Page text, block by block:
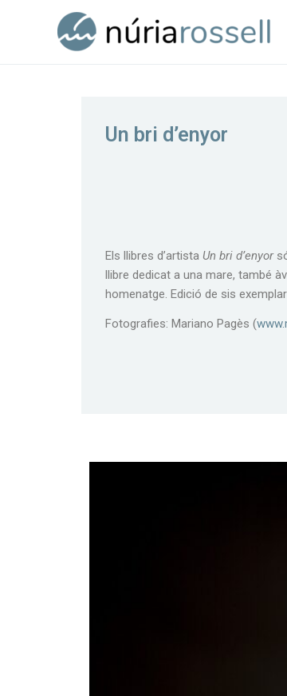
Un bri d’enyor
Els llibres d’artista Un bri d’enyor
llibre dedicat a una mare, també
homenatge. Edició de sis
Fotografies: Mariano Pagès (